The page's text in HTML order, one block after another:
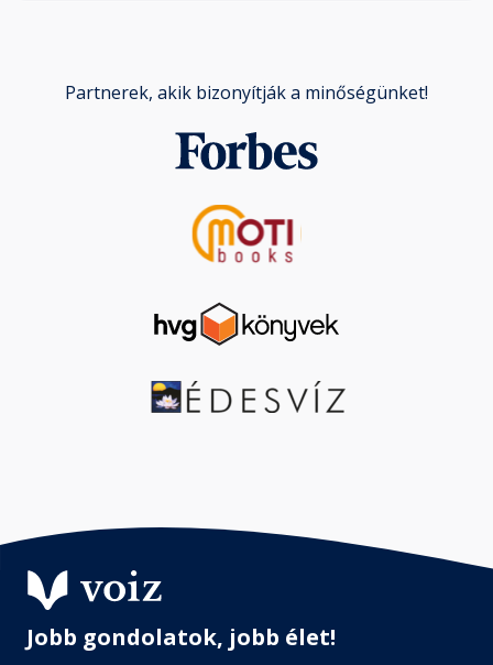
Partnerek, akik bizonyítják a minőségünket!
Jobb gondolatok, jobb élet!